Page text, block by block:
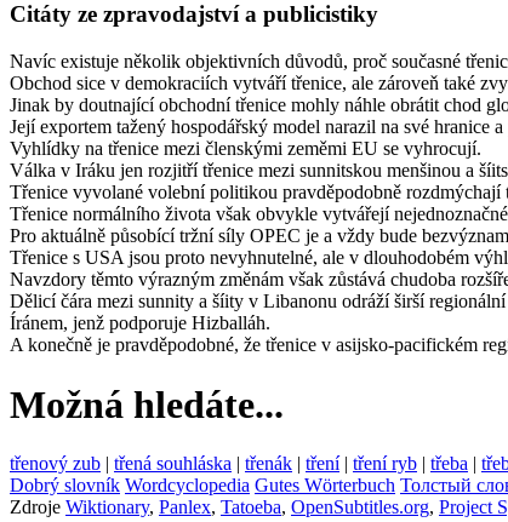
Citáty ze zpravodajství a publicistiky
Navíc existuje několik objektivních důvodů, proč současné
Obchod sice v demokraciích vytváří třenice, ale zároveň také
Jinak by doutnající obchodní třenice mohly náhle obrátit chod
Její exportem tažený hospodářský model narazil na své hranice
Vyhlídky na třenice mezi členskými zeměmi EU se vyhrocují.
Válka v Iráku jen rozjitří třenice mezi sunnitskou menšinou a
Třenice vyvolané volební politikou pravděpodobně
Třenice normálního života však obvykle vytvářejí
Pro aktuálně působící tržní síly OPEC je a vždy bude
Třenice s USA jsou proto nevyhnutelné, ale v dlouhodobém
Navzdory těmto výrazným změnám však zůstává chudoba
Dělicí čára mezi sunnity a šíity v Libanonu odráží širší
Íránem, jenž podporuje Hizballáh.
A konečně je pravděpodobné, že třenice v asijsko-pacifickém
Možná hledáte...
třenový zub | třená souhláska | třenák | tření | tření ryb | třeba |
Dobrý slovník Wordcyclopedia Gutes Wörterbuch Толстый
Zdroje Wiktionary, Panlex, Tatoeba, OpenSubtitles.org, Project